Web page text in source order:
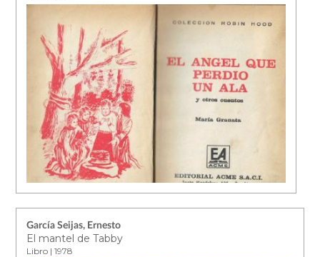
García Seijas, Ernesto
El mantel de Tabby
Libro | 1978